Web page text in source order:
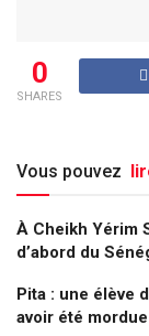
0
SHARES
Vous pouvez
À Cheikh Yérim
d’abord du
Pita : une élève
avoir été